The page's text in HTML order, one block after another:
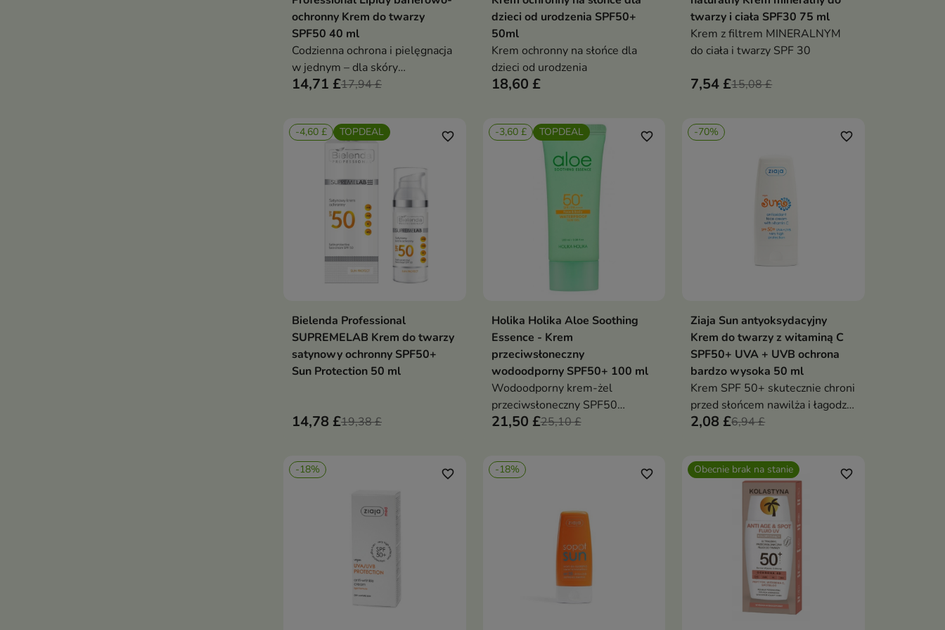
ochronny Krem do twarzy
SPF50 40 ml
Codzienna ochrona i pielęgnacja
w jednym – dla skóry
wymagającej komfortu,
14,71 £17,94 £
dzieci od urodzenia SPF50+
50ml
Krem ochronny na słońce dla
dzieci od urodzenia
18,60 £
twarzy i ciała SPF30 75 ml
Krem z filtrem MINERALNYM
do ciała i twarzy SPF 30
7,54 £15,08 £
-4,60 £ TOPDEAL
Dodaj do koszyka
favorite_border
Bielenda Professional
SUPREMELAB Krem do twarzy
satynowy ochronny SPF50+
Sun Protection 50 ml
14,78 £19,38 £
-3,60 £ TOPDEAL
Dodaj do koszyka
favorite_border
Holika Holika Aloe Soothing
Essence - Krem
przeciwsłoneczny
wodoodporny SPF50+ 100 ml
Wodoodporny krem-żel
przeciwsłoneczny SPF50
PA++++ zapewnia bardzo
Formuła z 78% ekstraktu z soku
pozostawiając białych śladów ani
ciężkiego filmu
21,50 £25,10 £
-70%
Dodaj do koszyka
favorite_border
Ziaja Sun antyoksydacyjny
Krem do twarzy z witaminą C
SPF50+ UVA + UVB ochrona
bardzo wysoka 50 ml
Krem SPF 50+ skutecznie chroni
przed słońcem nawilża i łagodzi
skórę twarzy szyi i dekoltu
2,08 £6,94 £
-18% favorite_border -18% favorite_border Obecnie brak na stanie favorite_border